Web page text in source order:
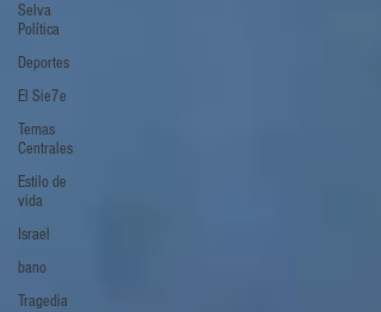
Selva
Política
Deportes
El Sie7e
Temas
Centrales
Estilo de
vida
Israel
bano
Tragedia